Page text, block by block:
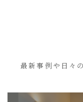
最新事例や日々